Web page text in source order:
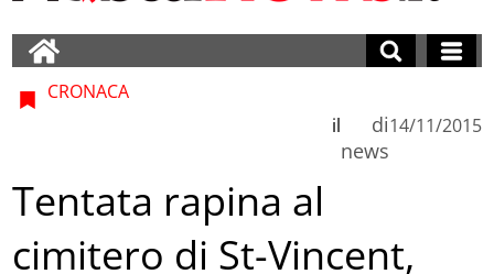
CRONACA
di
news
il 14/11/2015
Tentata rapina al
cimitero di St-Vincent,